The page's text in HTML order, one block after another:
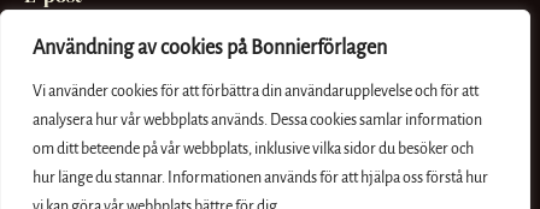
Användning av cookies på Bonnierförlagen
Vi använder cookies för att förbättra din användarupplevelse och för att
analysera hur vår webbplats används. Dessa cookies samlar information
om ditt beteende på vår webbplats, inklusive vilka sidor du besöker och
hur länge du stannar. Informationen används för att hjälpa oss förstå hur
Besöksadress
Sveavägen 56
Postadress